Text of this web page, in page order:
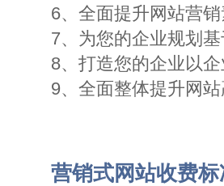
6、全面提升网站营
7、为您的企业规划
8、打造您的企业以
9、全面整体提升网
营销式网站收费